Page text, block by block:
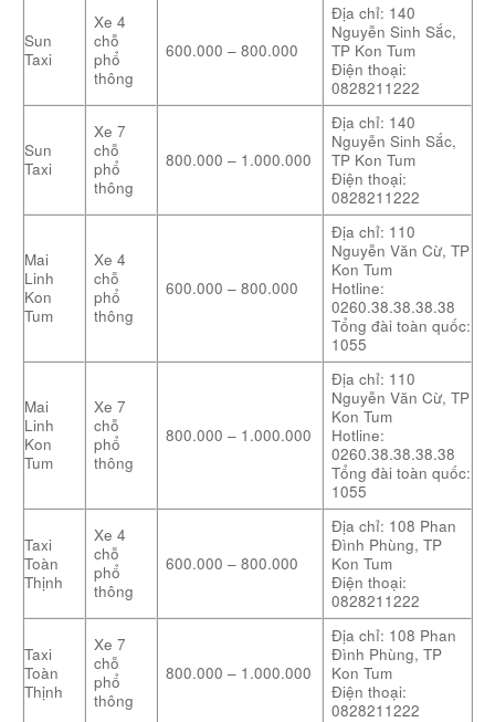
Sun
Taxi
Xe 4
chỗ
phổ
thông
600.000 – 800.000
Địa chỉ: 140
Nguyễn Sinh Sắc,
TP Kon Tum
Điện thoại:
0828211222
Sun
Taxi
Xe 7
chỗ
phổ
thông
800.000 – 1.000.000
Địa chỉ: 140
Nguyễn Sinh Sắc,
TP Kon Tum
Điện thoại:
0828211222
Mai
Linh
Kon
Tum
Xe 4
chỗ
phổ
thông
600.000 – 800.000
Địa chỉ: 110
Nguyễn Văn Cừ, TP
Kon Tum
Hotline:
0260.38.38.38.38
Tổng đài toàn quốc:
1055
Mai
Linh
Kon
Tum
Xe 7
chỗ
phổ
thông
800.000 – 1.000.000
Địa chỉ: 110
Nguyễn Văn Cừ, TP
Kon Tum
Hotline:
0260.38.38.38.38
Tổng đài toàn quốc:
1055
Taxi
Toàn
Thịnh
Xe 4
chỗ
phổ
thông
600.000 – 800.000
Địa chỉ: 108 Phan
Đình Phùng, TP
Kon Tum
Điện thoại:
0828211222
Taxi
Toàn
Thịnh
Xe 7
chỗ
phổ
thông
800.000 – 1.000.000
Địa chỉ: 108 Phan
Đình Phùng, TP
Kon Tum
Điện thoại:
0828211222